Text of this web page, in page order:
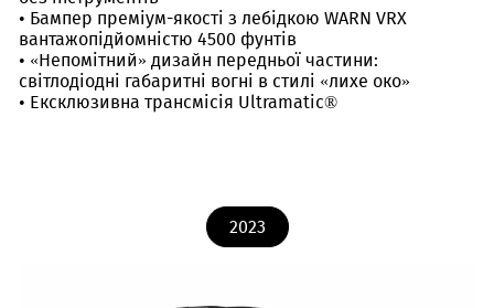
• Бампер преміум-якості з лебідкою WARN VRX
вантажопідйомністю 4500 фунтів
• «Непомітний» дизайн передньої частини:
світлодіодні габаритні вогні в стилі «лихе око»
• Ексклюзивна трансмісія Ultramatic®
2023